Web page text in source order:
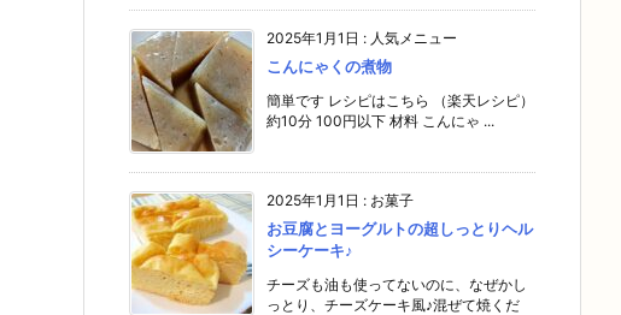
2025年1月1日 : 人気メニュー
こんにゃくの煮物
簡単です レシピはこちら （楽天レシピ）
約10分 100円以下 材料 こんにゃ ...
2025年1月1日 : お菓子
お豆腐とヨーグルトの超しっとりヘル
シーケーキ♪
チーズも油も使ってないのに、なぜかし
っとり、チーズケーキ風♪混ぜて焼くだ